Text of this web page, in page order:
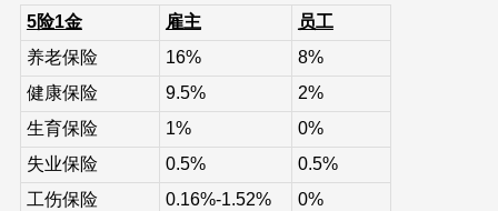
5险1金 雇主
员工
养老保险
16%
8%
健康保险
9.5%
2%
生育保险
1%
0%
失业保险
0.5%
0.5%
工伤保险
0.16%-1.52%
0%